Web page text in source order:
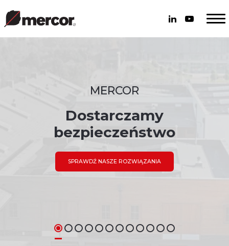
MERCOR
Dostarczamy
bezpieczeństwo
SPRAWDŹ NASZE ROZWIĄZANIA